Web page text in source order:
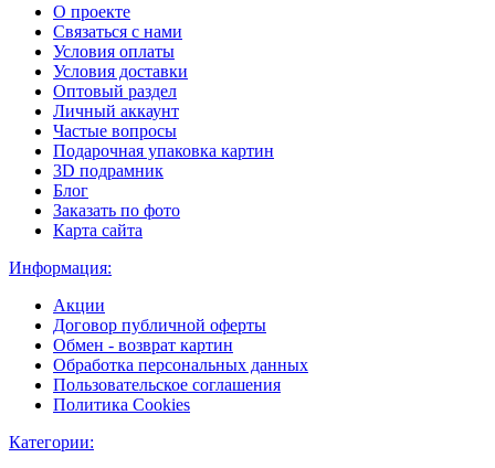
О проекте
Связаться с нами
Условия оплаты
Условия доставки
Оптовый раздел
Личный аккаунт
Частые вопросы
Подарочная упаковка картин
3D подрамник
Блог
Заказать по фото
Карта сайта
Информация:
Акции
Договор публичной оферты
Обмен - возврат картин
Обработка персональных данных
Пользовательское соглашения
Политика Cookies
Категории: